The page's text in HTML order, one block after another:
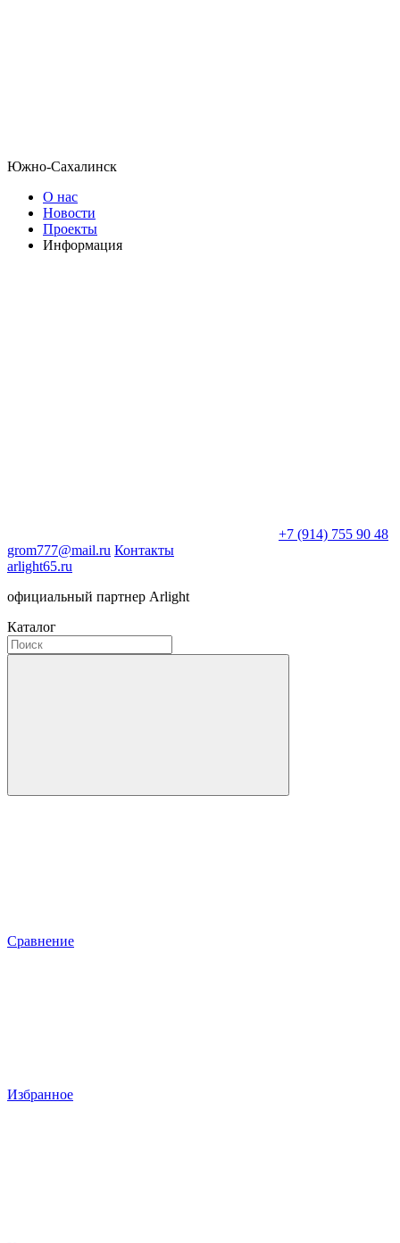
Южно-Сахалинск
О нас
Новости
Проекты
Информация
+7 (914) 755 90 48
grom777@mail.ru Контакты
arlight65.ru
официальный партнер Arlight
Каталог
Сравнение
Избранное